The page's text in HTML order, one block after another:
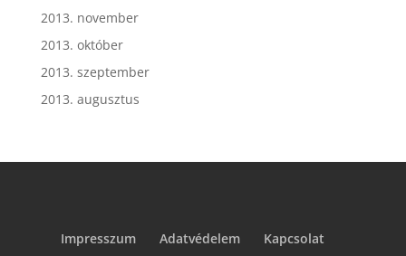
2013. november
2013. október
2013. szeptember
2013. augusztus
Impresszum Adatvédelem Kapcsolat